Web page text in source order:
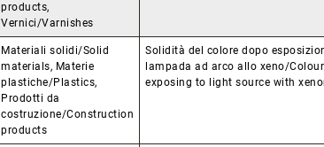
products,
Vernici/Varnishes
Materiali solidi/Solid
materials, Materie
plastiche/Plastics,
Prodotti da
costruzione/Construction
products
Solidità del colore dopo
lampada ad arco allo xeno/
exposing to light source with